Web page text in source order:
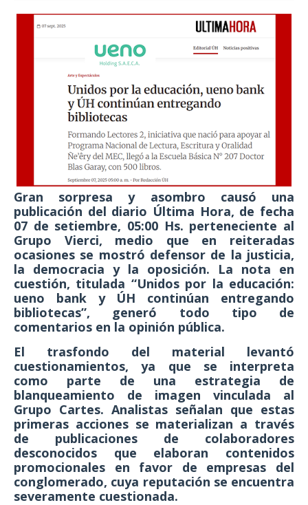
Gran sorpresa y asombro causó una
publicación del diario Última Hora, de fecha
07 de setiembre, 05:00 Hs. perteneciente al
Grupo Vierci, medio que en reiteradas
ocasiones se mostró defensor de la justicia,
la democracia y la oposición. La nota en
cuestión, titulada “Unidos por la educación:
ueno bank y ÚH continúan entregando
bibliotecas”, generó todo tipo de
comentarios en la opinión pública.
El trasfondo del material levantó
cuestionamientos, ya que se interpreta
como parte de una estrategia de
blanqueamiento de imagen vinculada al
Grupo Cartes. Analistas señalan que estas
primeras acciones se materializan a través
de publicaciones de colaboradores
desconocidos que elaboran contenidos
promocionales en favor de empresas del
conglomerado, cuya reputación se encuentra
severamente cuestionada.